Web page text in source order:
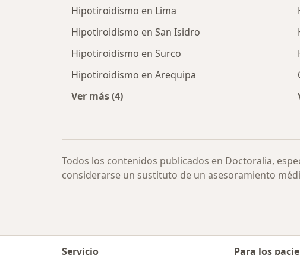
Hipotiroidismo en Lima
Hipotiroidismo en San Isidro
Hipotiroidismo en Surco
Hipotiroidismo en Arequipa
Ver más (4)
Todos los contenidos publicados en Doctoralia,
considerarse un sustituto de un asesoramiento
Servicio Para los